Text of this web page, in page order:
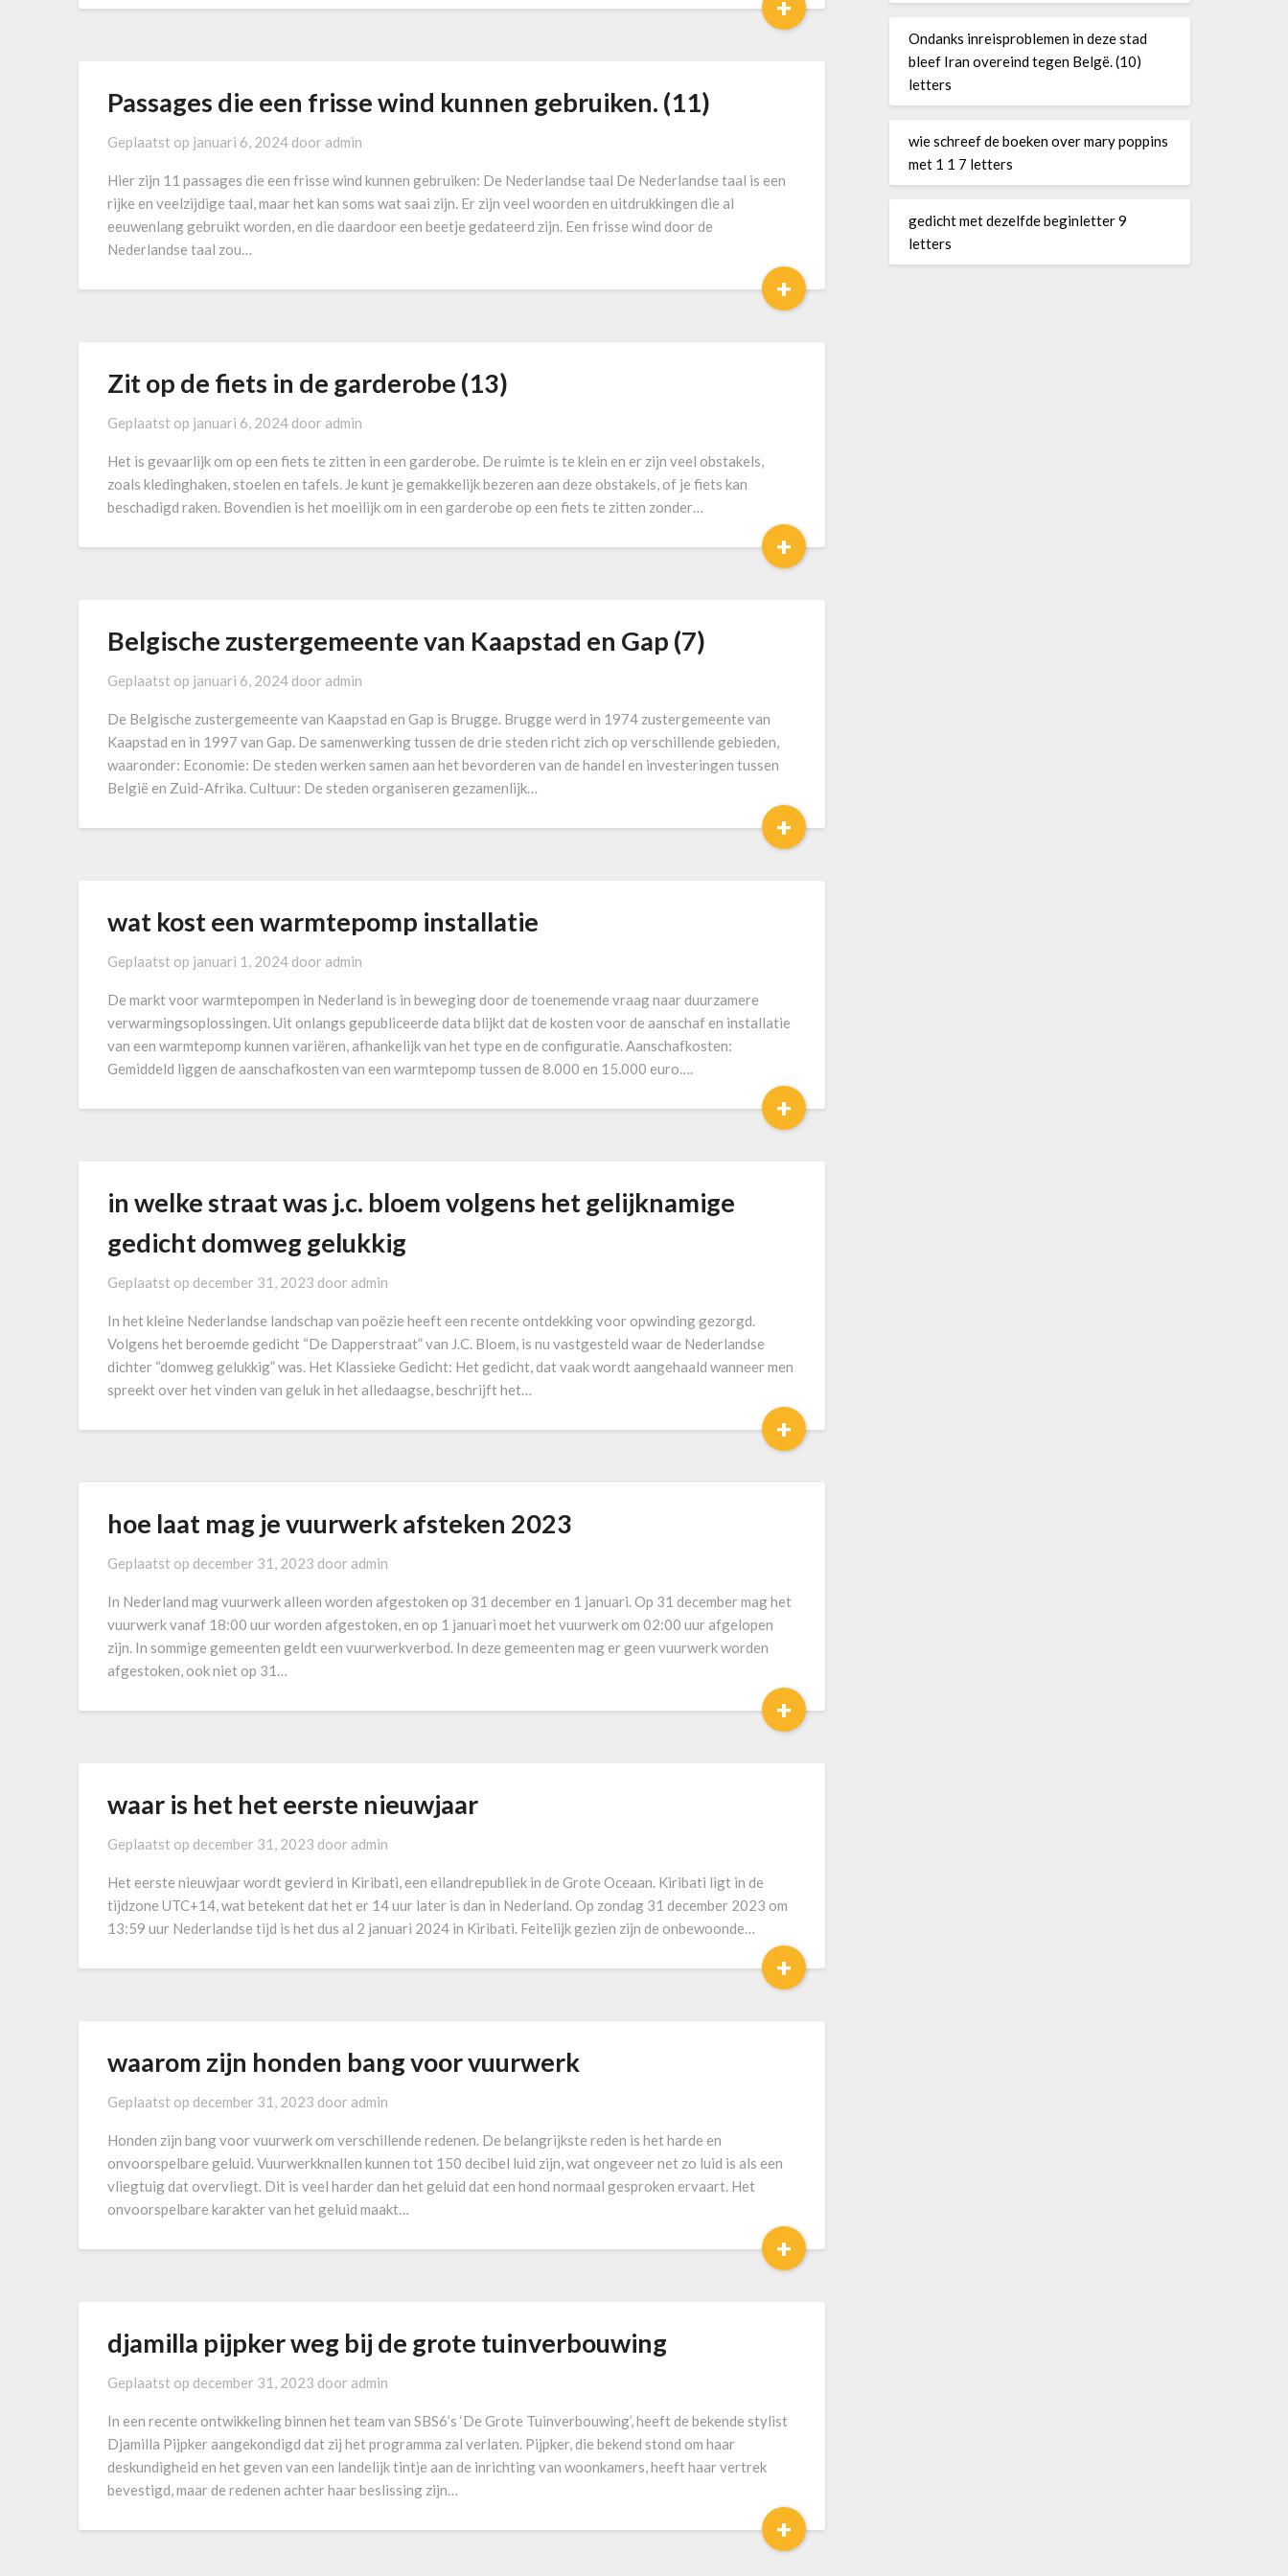
+
Passages die een frisse wind kunnen gebruiken. (11)
Geplaatst op januari 6, 2024 door admin
Hier zijn 11 passages die een frisse wind kunnen gebruiken: De Nederlandse taal De Nederlandse taal is een
rijke en veelzijdige taal, maar het kan soms wat saai zijn. Er zijn veel woorden en uitdrukkingen die al
eeuwenlang gebruikt worden, en die daardoor een beetje gedateerd zijn. Een frisse wind door de
Nederlandse taal zou…
+
Zit op de fiets in de garderobe (13)
Geplaatst op januari 6, 2024 door admin
Het is gevaarlijk om op een fiets te zitten in een garderobe. De ruimte is te klein en er zijn veel obstakels,
zoals kledinghaken, stoelen en tafels. Je kunt je gemakkelijk bezeren aan deze obstakels, of je fiets kan
beschadigd raken. Bovendien is het moeilijk om in een garderobe op een fiets te zitten zonder…
+
Belgische zustergemeente van Kaapstad en Gap (7)
Geplaatst op januari 6, 2024 door admin
De Belgische zustergemeente van Kaapstad en Gap is Brugge. Brugge werd in 1974 zustergemeente van
Kaapstad en in 1997 van Gap. De samenwerking tussen de drie steden richt zich op verschillende gebieden,
waaronder: Economie: De steden werken samen aan het bevorderen van de handel en investeringen tussen
België en Zuid-Afrika. Cultuur: De steden organiseren gezamenlijk…
+
wat kost een warmtepomp installatie
Geplaatst op januari 1, 2024 door admin
De markt voor warmtepompen in Nederland is in beweging door de toenemende vraag naar duurzamere
verwarmingsoplossingen. Uit onlangs gepubliceerde data blijkt dat de kosten voor de aanschaf en installatie
van een warmtepomp kunnen variëren, afhankelijk van het type en de configuratie. Aanschafkosten:
Gemiddeld liggen de aanschafkosten van een warmtepomp tussen de 8.000 en 15.000 euro….
+
in welke straat was j.c. bloem volgens het gelijknamige
gedicht domweg gelukkig
Geplaatst op december 31, 2023 door admin
In het kleine Nederlandse landschap van poëzie heeft een recente ontdekking voor opwinding gezorgd.
Volgens het beroemde gedicht “De Dapperstraat” van J.C. Bloem, is nu vastgesteld waar de Nederlandse
dichter “domweg gelukkig” was. Het Klassieke Gedicht: Het gedicht, dat vaak wordt aangehaald wanneer men
spreekt over het vinden van geluk in het alledaagse, beschrijft het…
+
hoe laat mag je vuurwerk afsteken 2023
Geplaatst op december 31, 2023 door admin
In Nederland mag vuurwerk alleen worden afgestoken op 31 december en 1 januari. Op 31 december mag het
vuurwerk vanaf 18:00 uur worden afgestoken, en op 1 januari moet het vuurwerk om 02:00 uur afgelopen
zijn. In sommige gemeenten geldt een vuurwerkverbod. In deze gemeenten mag er geen vuurwerk worden
afgestoken, ook niet op 31…
+
waar is het het eerste nieuwjaar
Geplaatst op december 31, 2023 door admin
Het eerste nieuwjaar wordt gevierd in Kiribati, een eilandrepubliek in de Grote Oceaan. Kiribati ligt in de
tijdzone UTC+14, wat betekent dat het er 14 uur later is dan in Nederland. Op zondag 31 december 2023 om
13:59 uur Nederlandse tijd is het dus al 2 januari 2024 in Kiribati. Feitelijk gezien zijn de onbewoonde…
+
waarom zijn honden bang voor vuurwerk
Geplaatst op december 31, 2023 door admin
Honden zijn bang voor vuurwerk om verschillende redenen. De belangrijkste reden is het harde en
onvoorspelbare geluid. Vuurwerkknallen kunnen tot 150 decibel luid zijn, wat ongeveer net zo luid is als een
vliegtuig dat overvliegt. Dit is veel harder dan het geluid dat een hond normaal gesproken ervaart. Het
onvoorspelbare karakter van het geluid maakt…
+
djamilla pijpker weg bij de grote tuinverbouwing
Geplaatst op december 31, 2023 door admin
In een recente ontwikkeling binnen het team van SBS6’s ‘De Grote Tuinverbouwing’, heeft de bekende stylist
Djamilla Pijpker aangekondigd dat zij het programma zal verlaten. Pijpker, die bekend stond om haar
deskundigheid en het geven van een landelijk tintje aan de inrichting van woonkamers, heeft haar vertrek
bevestigd, maar de redenen achter haar beslissing zijn…
+
Ondanks inreisproblemen in deze stad
bleef Iran overeind tegen Belgë. (10)
letters
wie schreef de boeken over mary poppins
met 1 1 7 letters
gedicht met dezelfde beginletter 9
letters